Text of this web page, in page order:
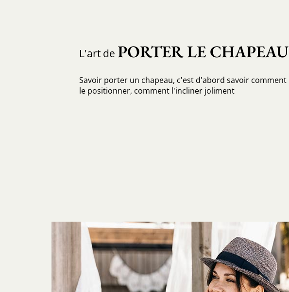
L'art de PORTER LE CHAPEAU
Savoir porter un chapeau, c'est d'abord savoir comment
le positionner, comment l'incliner joliment